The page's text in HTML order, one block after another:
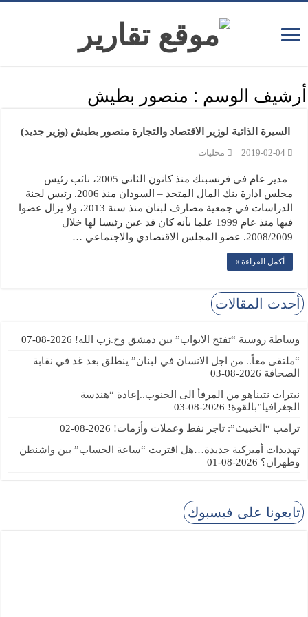
أرشيف الوسم : منصور بطيش
السيرة الذاتية لوزير الاقتصاد والتجارة منصور بطيش (وزير جديد)
2019-02-04 محليات
مدير عام في فرنسبنك منذ كانون الثاني 2005، نائب رئيس
مجلس ادارة بنك المال المتحد – السودان منذ 2006. رئيس لجنة
الدراسات في جمعية مصارف لبنان منذ سنة 2013، ولا يزال عضوا
فيها منذ عام 1999 علما بأنه كان قد عين رئيسا لها خلال
2008/2009. عضو المجلس الاقتصادي والاجتماعي …
أكمل القراءة »
أحدث المقالات
وساطة روسية “تفتح الابواب” بين دمشق وح.زب الله! 2026-08-07
“ملتقى معاً.. من اجل الانسان في لبنان” ينطلق بعد غد في نقابة
الصحافة 2026-08-03
نيترات نتيناهو من المرفأ الى الجنوب..إعادة “هندسة
الجغرافيا”بالقوة! 2026-08-03
ترامب “الخبيث”: تاجر نفط وعملات وأزمات! 2026-08-02
تهديدات أميركية جديدة…هل اقتربت “ساعة الحساب” بين واشنطن
وطهران؟ 2026-08-01
تابعونا على فيسبوك